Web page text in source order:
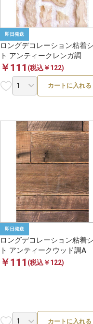
ライフ
西村製
東谷
フレー
300〜
500ml
3,000〜
5,000
10,000
即日発送
ロングデコレーション粘着
ト アンティークレンガ調
￥111 (税込￥122)
カートに入れる
即日発送
ロングデコレーション粘着
ト アンティークウッド調A
￥111 (税込￥122)
カートに入れる